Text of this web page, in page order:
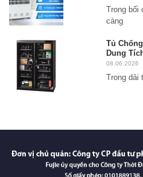
Trong bối
càng
Tủ
Dung
08.06.2026
Trong